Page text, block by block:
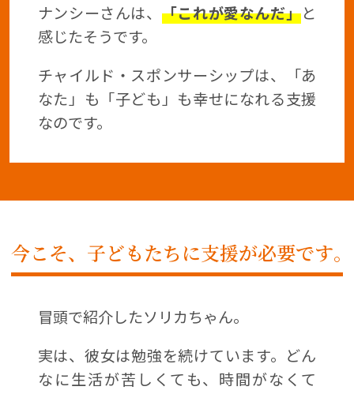
ナンシーさんは、 「これが愛なんだ」と
感じたそうです。
チャイルド・スポンサーシップは、「あ
なた」も「子ども」も幸せになれる支援
なのです。
今こそ、子どもたちに支援が必要です｡
冒頭で紹介したソリカちゃん。
実は、彼女は勉強を続けています。どん
なに生活が苦しくても、時間がなくて